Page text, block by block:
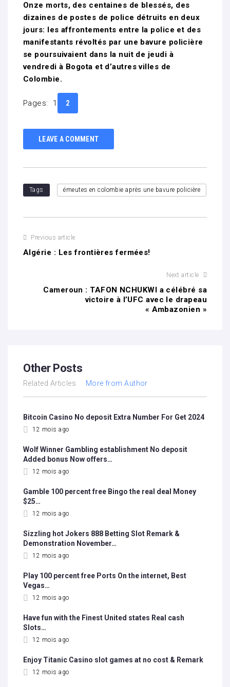
Onze morts, des centaines de blessés, des
dizaines de postes de police détruits en deux
jours: les affrontements entre la police et des
manifestants révoltés par une bavure policière
se poursuivaient dans la nuit de jeudi à
vendredi à Bogota et d’autres villes de
Colombie.
Pages: 1 2
LEAVE A COMMENT
Tags émeutes en colombie après une bavure policière
Previous article
Algérie : Les frontières fermées!
Next article
Cameroun : TAFON NCHUKWI a célébré sa
victoire à l’UFC avec le drapeau
« Ambazonien »
Other Posts
Related Articles More from Author
Bitcoin Casino No deposit Extra Number For Get 2024
12 mois ago
Wolf Winner Gambling establishment No deposit
Added bonus Now offers…
12 mois ago
Gamble 100 percent free Bingo the real deal Money
$25…
12 mois ago
Sizzling hot Jokers 888 Betting Slot Remark &
Demonstration November…
12 mois ago
Play 100 percent free Ports On the internet, Best
Vegas…
12 mois ago
Have fun with the Finest United states Real cash
Slots…
12 mois ago
Enjoy Titanic Casino slot games at no cost & Remark
12 mois ago